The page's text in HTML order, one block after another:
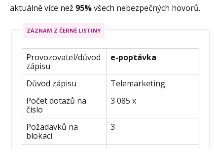
aktuálně více než 95%všech nebezpečných hovorů.
ZÁZNAM Z ČERNÉ LISTINY
Provozovatel/důvod
zápisu
e-poptávka
Důvod zápisu
Telemarketing
Počet dotazů na
číslo
3 085 x
Požadavků na
blokaci
3